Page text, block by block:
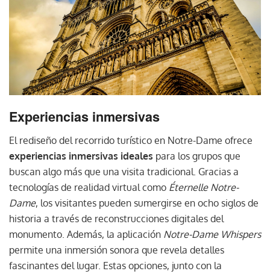
Experiencias inmersivas
El rediseño del recorrido turístico en Notre-Dame ofrece
experiencias inmersivas ideales para los grupos que
buscan algo más que una visita tradicional. Gracias a
tecnologías de realidad virtual como Éternelle Notre-
Dame, los visitantes pueden sumergirse en ocho siglos de
historia a través de reconstrucciones digitales del
monumento. Además, la aplicación Notre-Dame Whispers
permite una inmersión sonora que revela detalles
fascinantes del lugar. Estas opciones, junto con la